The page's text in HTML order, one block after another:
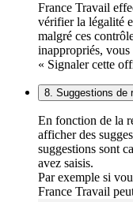
France Travail
vérifier la légalité
malgré ces
inappropriés,
« Signaler cette
8. Suggestions de
En fonction de la
afficher des
suggestions sont
avez saisis.
Par exemple si
France Travail